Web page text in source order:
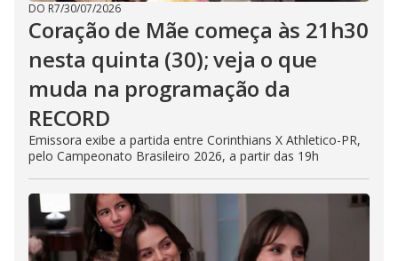
DO R7/30/07/2026
Coração de Mãe começa às 21h30
nesta quinta (30); veja o que
muda na programação da
RECORD
Emissora exibe a partida entre Corinthians X Athletico-PR,
pelo Campeonato Brasileiro 2026, a partir das 19h